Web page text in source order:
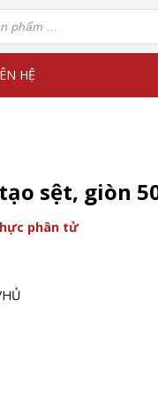
HỆ
sệt, giòn
phân tử
giòn 500g/Hủ số